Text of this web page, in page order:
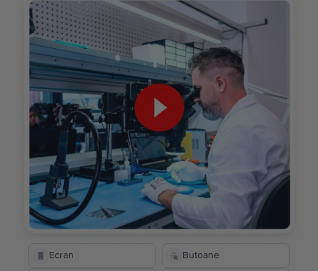
Ecran Butoane